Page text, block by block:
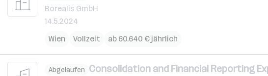
Borealis GmbH
14.5.2024
Wien
Vollzeit ab 60.640 € jährlich
Abgelaufen Consolidation and Financial Reporting